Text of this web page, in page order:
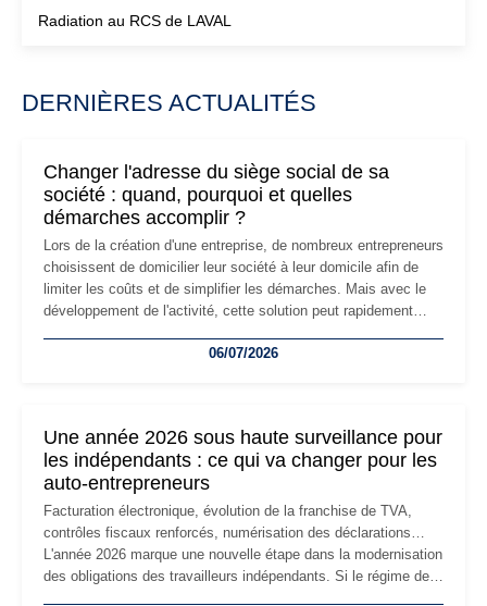
Radiation au RCS de LAVAL
DERNIÈRES ACTUALITÉS
Changer l'adresse du siège social de sa
société : quand, pourquoi et quelles
démarches accomplir ?
Lors de la création d'une entreprise, de nombreux entrepreneurs
choisissent de domicilier leur société à leur domicile afin de
limiter les coûts et de simplifier les démarches. Mais avec le
développement de l'activité, cette solution peut rapidement
professionnels, recrutement, image de marque… Le
06/07/2026
Une année 2026 sous haute surveillance pour
les indépendants : ce qui va changer pour les
auto-entrepreneurs
Facturation électronique, évolution de la franchise de TVA,
contrôles fiscaux renforcés, numérisation des déclarations…
L'année 2026 marque une nouvelle étape dans la modernisation
des obligations des travailleurs indépendants. Si le régime de